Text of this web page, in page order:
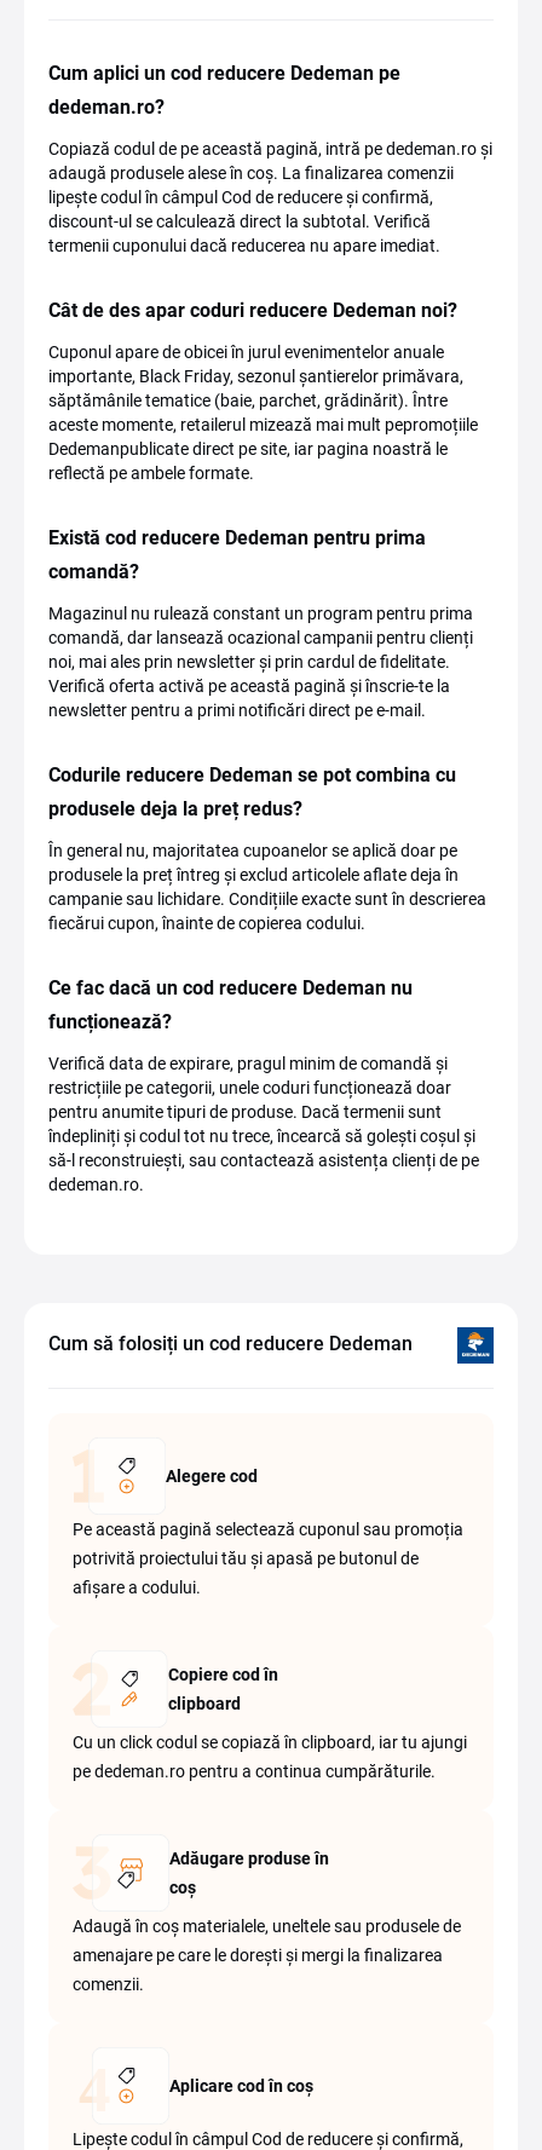
Cum aplici un cod reducere Dedeman pe
dedeman.ro?
Copiază codul de pe această pagină, intră pe dedeman.ro și
adaugă produsele alese în coș. La finalizarea comenzii
lipește codul în câmpul Cod de reducere și confirmă,
discount-ul se calculează direct la subtotal. Verifică
termenii cuponului dacă reducerea nu apare imediat.
Cât de des apar coduri reducere Dedeman noi?
Cuponul apare de obicei în jurul evenimentelor anuale
importante, Black Friday, sezonul șantierelor primăvara,
săptămânile tematice (baie, parchet, grădinărit). Între
aceste momente, retailerul mizează mai mult pepromoțiile
Dedemanpublicate direct pe site, iar pagina noastră le
reflectă pe ambele formate.
Există cod reducere Dedeman pentru prima
comandă?
Magazinul nu rulează constant un program pentru prima
comandă, dar lansează ocazional campanii pentru clienți
noi, mai ales prin newsletter și prin cardul de fidelitate.
Verifică oferta activă pe această pagină și înscrie-te la
newsletter pentru a primi notificări direct pe e-mail.
Codurile reducere Dedeman se pot combina cu
produsele deja la preț redus?
În general nu, majoritatea cupoanelor se aplică doar pe
produsele la preț întreg și exclud articolele aflate deja în
campanie sau lichidare. Condițiile exacte sunt în descrierea
fiecărui cupon, înainte de copierea codului.
Ce fac dacă un cod reducere Dedeman nu
funcționează?
Verifică data de expirare, pragul minim de comandă și
restricțiile pe categorii, unele coduri funcționează doar
pentru anumite tipuri de produse. Dacă termenii sunt
îndepliniți și codul tot nu trece, încearcă să golești coșul și
să-l reconstruiești, sau contactează asistența clienți de pe
dedeman.ro.
Cum să folosiți un cod reducere Dedeman
Alegere cod
Pe această pagină selectează cuponul sau promoția
potrivită proiectului tău și apasă pe butonul de
afișare a codului.
Copiere cod în
clipboard
Cu un click codul se copiază în clipboard, iar tu ajungi
pe dedeman.ro pentru a continua cumpărăturile.
Adăugare produse în
coș
Adaugă în coș materialele, uneltele sau produsele de
amenajare pe care le dorești și mergi la finalizarea
comenzii.
Aplicare cod în coș
Lipește codul în câmpul Cod de reducere și confirmă,